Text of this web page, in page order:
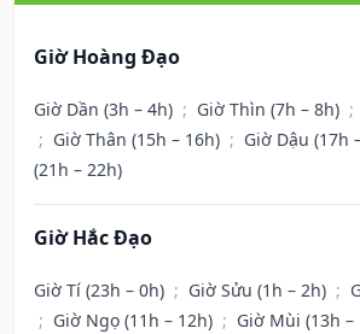
Giờ Hoàng Đạo
Giờ Dần (3h – 4h) ; Giờ Thìn (7h – 8h) ;
; Giờ Thân (15h – 16h) ; Giờ Dậu (17h
(21h – 22h)
Giờ Hắc Đạo
Giờ Tí (23h – 0h) ; Giờ Sửu (1h – 2h) ;
; Giờ Ngọ (11h – 12h) ; Giờ Mùi (13h –